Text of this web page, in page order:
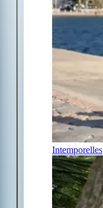
Intemporelles